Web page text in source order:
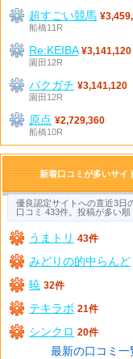
超すごい競馬
船橋11R
Re:KEIBA ¥3,141,120
園田12R
バクガチ ¥3,141,120
園田12R
原点 ¥2,729,360
船橋10R
新着口コミが多いサイ
優良認定サイトへの直近3日
口コミ 433件。投稿が多い順
うまトリ 43件
みどりの的中らんど
暁 32件
テキラボ 21件
シンクロ 20件
最新の口コミ